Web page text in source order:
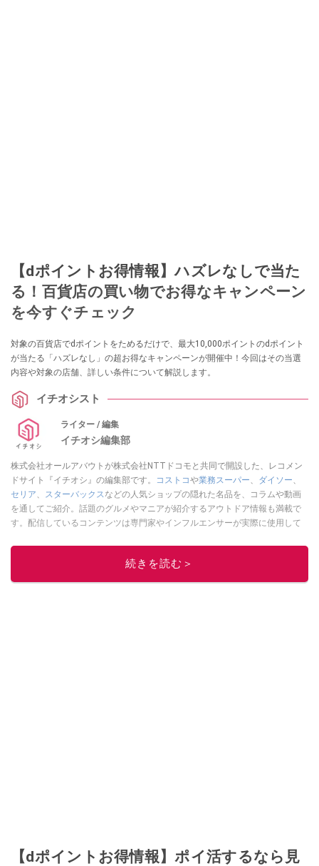
【dポイントお得情報】ハズレなしで当た
る！百貨店の買い物でお得なキャンペーン
を今すぐチェック
対象の百貨店でdポイントをためるだけで、最大10,000ポイントのdポイント
が当たる「ハズレなし」の超お得なキャンペーンが開催中！今回はその当選
内容や対象の店舗、詳しい条件について解説します。
イチオシスト
ライター / 編集
イチオシ編集部
株式会社オールアバウトが株式会社NTTドコモと共同で開設した、レコメン
ドサイト『イチオシ』の編集部です。
コストコや業務スーパー、 ダイソー、
セリア、 スターバックスなどの人気ショップの隠れた名品を、コラムや動画
を通してご紹介。話題のグルメやマニアが紹介するアウトドア情報も満載で
す。配信しているコンテンツは専門家やインフルエンサーが実際に使用して
ニュースでフォロー
続きを読む＞
【dポイントお得情報】ポイ活するなら見